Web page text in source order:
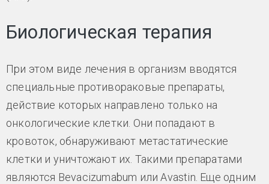
Биологическая терапия
При этом виде лечения в организм вводятся
специальные противораковые препараты,
действие которых направлено только на
онкологические клетки. Они попадают в
кровоток, обнаруживают метастатические
клетки и уничтожают их. Такими препаратами
являются Bevacizumabum или Avastin. Еще одним